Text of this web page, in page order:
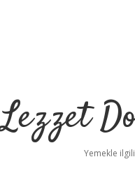
Lezzet
Yemekle